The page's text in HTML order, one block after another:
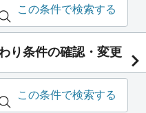
この条件で検索する
り条件の確認・変更
この条件で検索する